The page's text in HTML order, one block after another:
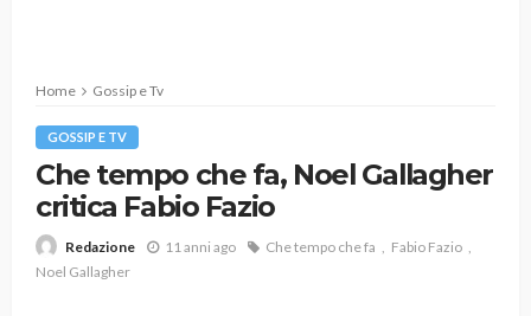
Home Gossip e Tv
GOSSIP E TV
Che tempo che fa, Noel Gallagher
critica Fabio Fazio
Redazione 11 anni ago Che tempo che fa
Fabio Fazio
Noel Gallagher